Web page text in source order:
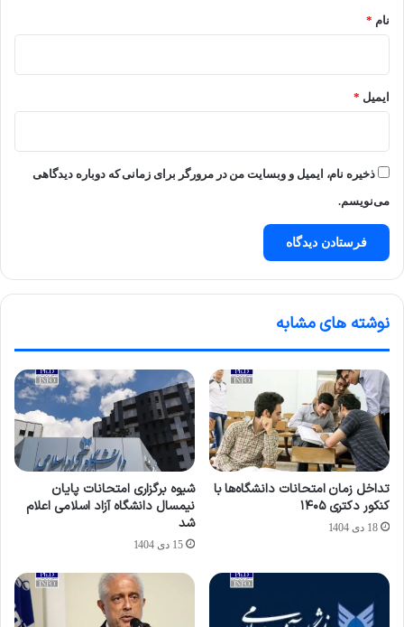
نام *
ایمیل *
ذخیره نام، ایمیل و وبسایت من در مرورگر برای زمانی که دوباره دیدگاهی
می‌نویسم.
نوشته های مشابه
تداخل زمان امتحانات دانشگاه‌ها با
کنکور دکتری ۱۴۰۵
18 دی 1404
شیوه برگزاری امتحانات پایان
نیمسال دانشگاه آزاد اسلامی اعلام
شد
15 دی 1404